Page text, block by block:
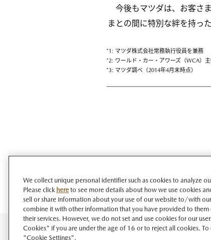
今後もマツダは、お客さ
まとの間に特別な絆を持っ
*1: マツダ株式会社常務執行役員を兼務
*2: ワールド・カー・アワーズ（WCA）
*3: マツダ調べ（2014年4月末時点）
We collect unique personal identifier such as cookies to analyze
Please click here to see more details about how we use cookies
sell or share information about your use of our website to/with
combine it with other information that you have provided to
their services. However, we do not set and use cookies for our
Cookies" if you are under the age of 16 or to reject all cookies.
"Cookie Settings".